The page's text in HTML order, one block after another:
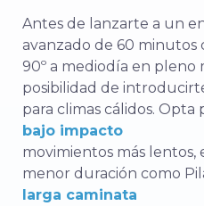
Antes de lanzarte a un
avanzado de 60
90º a mediodía en pleno
posibilidad de
para climas cálidos. Opta
bajo impacto
movimientos más
menor duración como
larga caminata